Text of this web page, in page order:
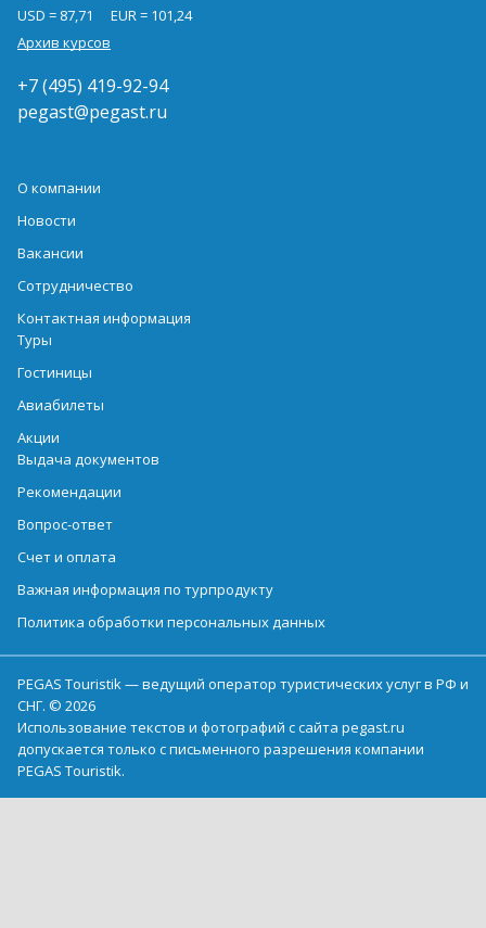
USD = 87,71
EUR = 101,24
Архив курсов
+7 (495) 419-92-94
pegast@pegast.ru
О компании
Новости
Вакансии
Сотрудничество
Контактная информация
Туры
Гостиницы
Авиабилеты
Акции
Выдача документов
Рекомендации
Вопрос-ответ
Счет и оплата
Важная информация по турпродукту
Политика обработки персональных данных
PEGAS Touristik — ведущий оператор туристических услуг в РФ и
СНГ. © 2026
Использование текстов и фотографий с сайта pegast.ru
допускается только с письменного разрешения компании
PEGAS Touristik.